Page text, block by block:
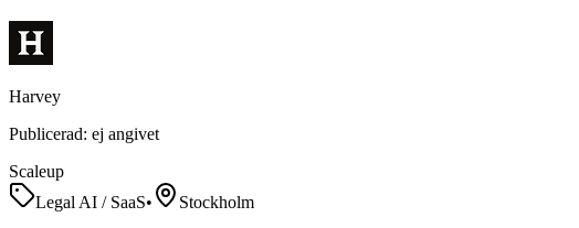
Harvey
Publicerad: ej angivet
Scaleup
Legal AI / SaaS•
Stockholm